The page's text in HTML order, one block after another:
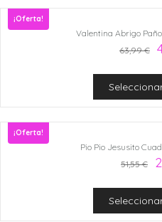
¡Oferta!
Valentina Abrigo
63,99€
¡Oferta!
Pio Pio Jesusito
51,55€